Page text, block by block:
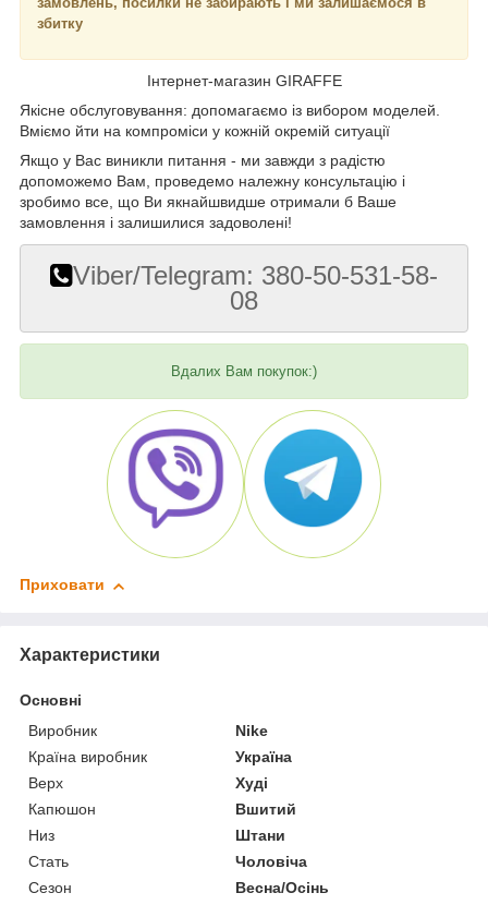
збитку
Інтернет-магазин GIRAFFE
Якісне обслуговування: допомагаємо із вибором моделей.
Вміємо йти на компроміси у кожній окремій ситуації
Якщо у Вас виникли питання - ми завжди з радістю
допоможемо Вам, проведемо належну консультацію і
зробимо все, що Ви якнайшвидше отримали б Ваше
замовлення і залишилися задоволені!
Viber/Telegram: 380-50-531-58-
08
Вдалих Вам покупок:)
Приховати
Характеристики
Основні
Виробник
Nike
Країна виробник
Україна
Верх
Худі
Капюшон
Вшитий
Низ
Штани
Стать
Чоловіча
Сезон
Весна/Осінь